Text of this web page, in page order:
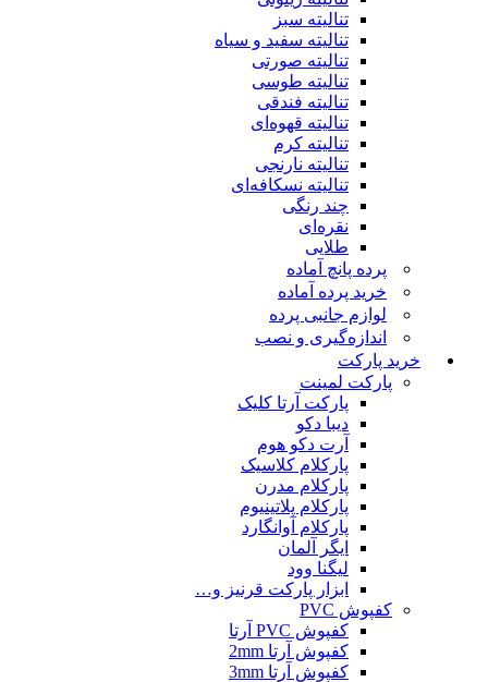
تنالیته سبز
تنالیته سفید و سیاه
تنالیته صورتی
تنالیته طوسی
تنالیته فندقی
تنالیته قهوه‌ای
تنالیته کرم
تنالیته نارنجی
تنالیته نسکافه‌ای
چند رنگی
نقره‌ای
طلایی
پرده پانچ آماده
خرید پرده آماده
لوازم جانبی پرده
اندازه‌گیری و نصب
خرید پارکت
پارکت لمینت
پارکت آرتا کلیک
دیبا دکو
آرت دکو هوم
پارکلام کلاسیک
پارکلام مدرن
پارکلام پلاتینیوم
پارکلام آوانگارد
ایگر آلمان
لیگنا وود
ابزار پارکت قرنیز و…
کفپوش PVC
کفپوش PVC آرتا
کفپوش آرتا 2mm
کفپوش آرتا 3mm